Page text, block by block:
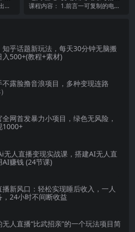
轻
新手篇+进阶篇
课程内容： 1.前言一可复制的电商
知乎话题新玩法，每天30分钟无脑搬
入500+(教程+素材)
不露脸撸音浪项目，多种变现连路
网首发暴力小项目，绿色无风险，
1000+
无人直播变现实战课，搭建AI无人直
AI赚钱 (24节课)
新风口：轻松实现睡后收入，一人
，24小时不间断收益
人直播“比武招亲”的一个玩法项目简